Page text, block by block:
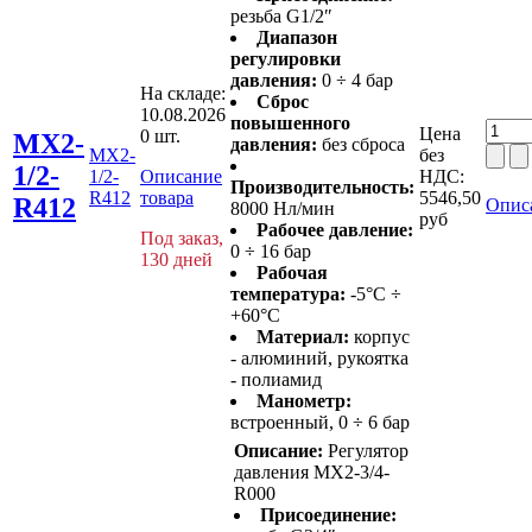
MX2-
1/2-
R412
MX2-
1/2-
R412
На складе:
10.08.2026
0 шт.
Описание
товара
Под заказ,
130 дней
резьба G1/2″
Диапазон
регулировки
давления: 0 ÷ 4 бар
Сброс
повышенного
давления: без сброса
Производительность:
8000 Нл/мин
Рабочее давление:
0 ÷ 16 бар
Рабочая
температура: -5°C ÷
+60°C
Материал: корпус
- алюминий, рукоятка
- полиамид
Манометр:
встроенный, 0 ÷ 6 бар
Цена
без
НДС:
5546,50
руб
Описание: Регулятор
давления MX2-3/4-
R000
Присоединение: